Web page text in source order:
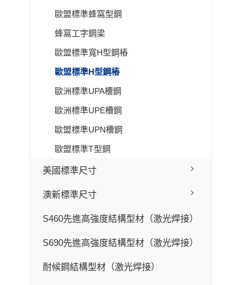
歐盟標準蜂窩型鋼
蜂窩工字鋼梁
歐盟標準寬H型鋼樁
歐盟標準H型鋼樁
歐洲標準UPA槽鋼
歐洲標準UPE槽鋼
歐盟標準UPN槽鋼
歐盟標準T型鋼
美國標準尺寸
澳新標準尺寸
S460先進高強度結構型材（激光焊接）
S690先進高強度結構型材（激光焊接）
耐候鋼結構型材（激光焊接）